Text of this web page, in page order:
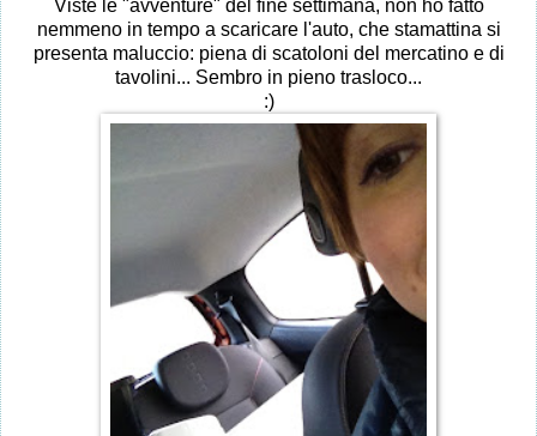
Viste le "avventure" del fine settimana, non ho fatto
nemmeno in tempo a scaricare l'auto, che stamattina si
presenta maluccio: piena di scatoloni del mercatino e di
tavolini... Sembro in pieno trasloco...
:)